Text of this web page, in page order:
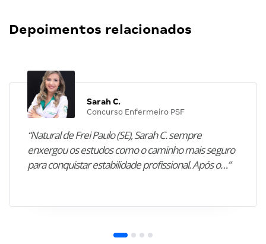
Depoimentos relacionados
Sarah C.
Concurso Enfermeiro PSF
“Natural de Frei Paulo (SE), Sarah C. sempre
enxergou os estudos como o caminho mais seguro
para conquistar estabilidade profissional. Após o…”